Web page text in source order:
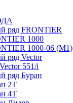
ряд FRONTIER
1000
1000-06 (М1)
ряд Vector
551/i
ряд Буран
2Т
4Т